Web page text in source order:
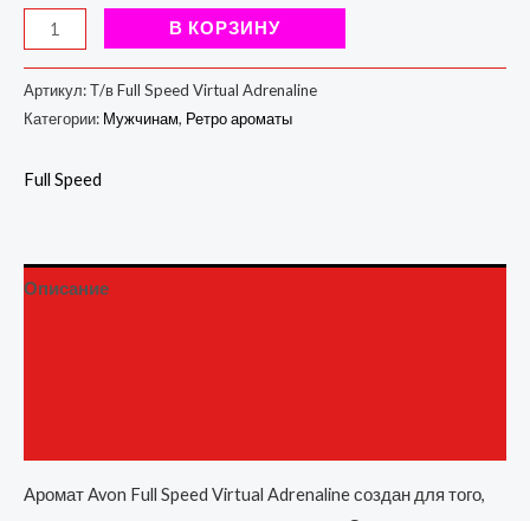
В КОРЗИНУ
Артикул:Т/в Full Speed Virtual Adrenaline
Категории: Мужчинам, Ретро ароматы
Full Speed
Описание
Аромат Avon Full Speed Virtual Adrenaline создан для того,